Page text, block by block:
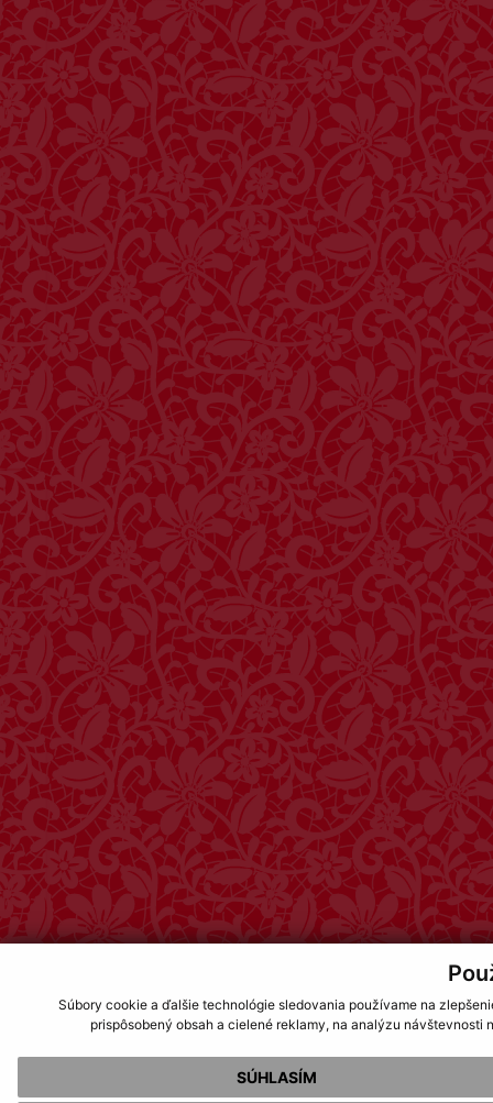
Súbory cookie a ďalšie technológie sledovania používame na
prispôsobený obsah a cielené reklamy, na analýzu
SÚHLASÍM